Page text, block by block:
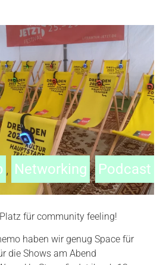
, Networking , Podcast
für community feeling!
haben wir genug Space für
die Shows am Abend